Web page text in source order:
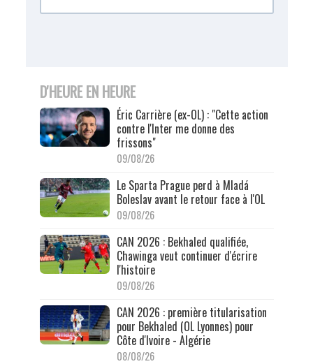
D'HEURE EN HEURE
Éric Carrière (ex-OL) : "Cette action
contre l'Inter me donne des
frissons"
09/08/26
Le Sparta Prague perd à Mladá
Boleslav avant le retour face à l'OL
09/08/26
CAN 2026 : Bekhaled qualifiée,
Chawinga veut continuer d'écrire
l'histoire
09/08/26
CAN 2026 : première titularisation
pour Bekhaled (OL Lyonnes) pour
Côte d'Ivoire - Algérie
08/08/26